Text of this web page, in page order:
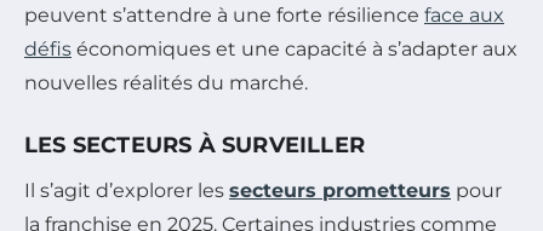
peuvent s’attendre à une forte résilience face aux
défis économiques et une capacité à s’adapter aux
nouvelles réalités du marché.
LES SECTEURS À SURVEILLER
Il s’agit d’explorer les secteurs prometteurs pour
la franchise en 2025. Certaines industries comme